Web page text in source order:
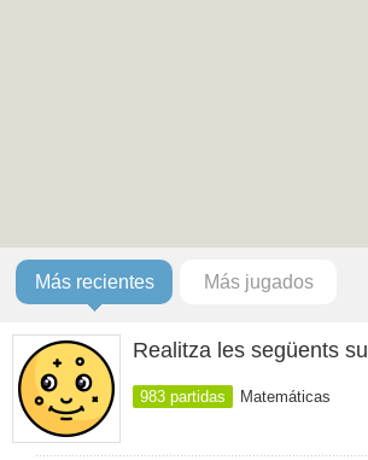
Más recientes Más jugados
Realitza les següents
983 partidas Matemáticas